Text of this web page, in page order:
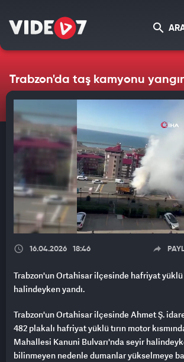
Trabzon'da taş kamyonu
16.04.2026 18:46
Trabzon'un Ortahisar ilçesinde hafriyat yüklü
halindeyken yandı.
Trabzon'un Ortahisar ilçesinde Ahmet Ş.
482 plakalı hafriyat yüklü tırın motor
Mahallesi Kanuni Bulvarı'nda seyir
bilinmeyen nedenle dumanlar yükselmeye